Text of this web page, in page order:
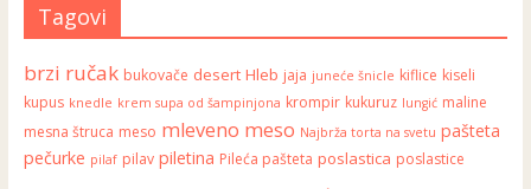
Tagovi
brzi ručak bukovače desert Hleb jaja juneće šnicle kiflice kiseli
kupus knedle krem supa od šampinjona krompir kukuruz lungić maline
mesna štruca meso mleveno meso Najbrža torta na svetu pašteta
pečurke pilaf pilav piletina Pileća pašteta poslastica poslastice